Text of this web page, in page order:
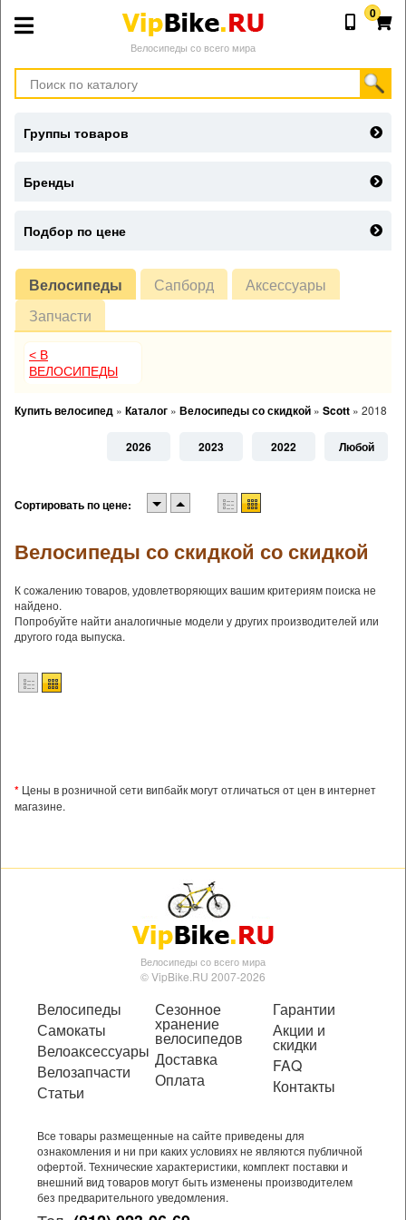
Велосипеды со всего мира
0
Велосипеды Сапборд
Аксессуары
Запчасти
< В
ВЕЛОСИПЕДЫ
Купить велосипед » Каталог » Велосипеды со скидкой » Scott » 2018
2026 2023 2022 Любой
Сортировать по цене:
Велосипеды со скидкой со скидкой
К сожалению товаров, удовлетворяющих вашим критериям поиска не
найдено.
Попробуйте найти аналогичные модели у других производителей или
другого года выпуска.
* Цены в розничной сети випбайк могут отличаться от цен в интернет
магазине.
Группы товаров
Бренды
Подбор по цене
Велосипеды со всего мира
© VipBike.RU 2007-2026
Велосипеды
Самокаты
Велоаксессуары
Велозапчасти
Статьи
Сезонное
хранение
велосипедов
Доставка
Оплата
Гарантии
Акции и
скидки
FAQ
Контакты
Все товары размещенные на сайте приведены для
ознакомления и ни при каких условиях не являются публичной
офертой. Технические характеристики, комплект поставки и
внешний вид товаров могут быть изменены производителем
без предварительного уведомления.